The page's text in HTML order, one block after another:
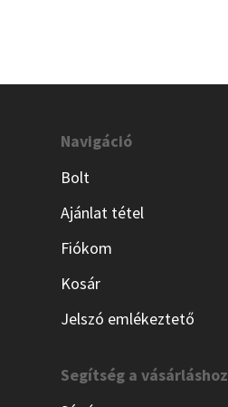
Navigáció
Bolt
Ajánlat tétel
Fiókom
Kosár
Jelszó emlékeztető
Segítség a vásárláshoz